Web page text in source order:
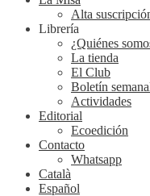
Alta
Librería
¿Quiénes
La tienda
El Club
Boletín
Actividades
Editorial
Ecoedición
Contacto
Whatsapp
Català
Español